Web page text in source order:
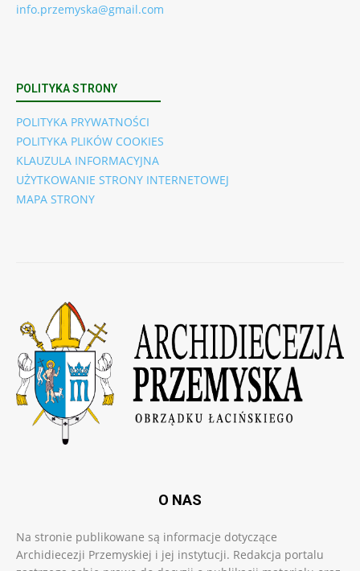
info.przemyska@gmail.com
POLITYKA STRONY
POLITYKA PRYWATNOŚCI
POLITYKA PLIKÓW COOKIES
KLAUZULA INFORMACYJNA
UŻYTKOWANIE STRONY INTERNETOWEJ
MAPA STRONY
O NAS
Na stronie publikowane są informacje dotyczące
Archidiecezji Przemyskiej i jej instytucji. Redakcja portalu